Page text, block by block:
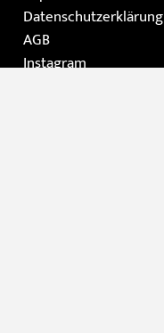
Datenschutzerklärung
AGB
Instagram